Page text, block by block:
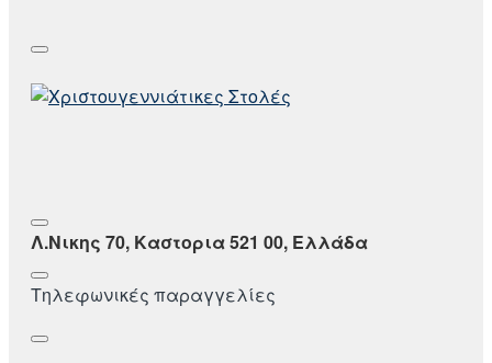
Λ.Νικης 70, Καστορια 521 00, Ελλάδα
Τηλεφωνικές παραγγελίες